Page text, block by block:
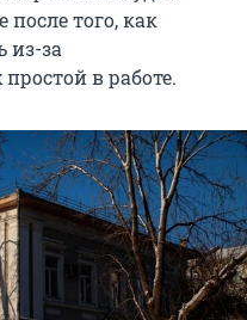
после того, как
из-за
в работе.